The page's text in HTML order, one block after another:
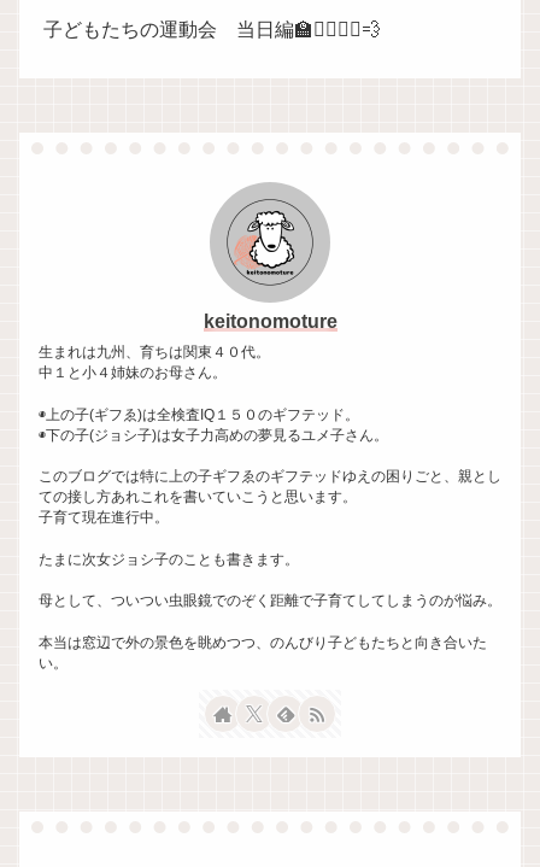
子どもたちの運動会 当日編🏫🏃‍♀️🏃‍♀️💨
keitonomoture
生まれは九州、育ちは関東４０代。
中１と小４姉妹のお母さん。
◉上の子(ギフゑ)は全検査IQ１５０のギフテッド。
◉下の子(ジョシ子)は女子力高めの夢見るユメ子さん。
このブログでは特に上の子ギフゑのギフテッドゆえの困りごと、親とし
ての接し方あれこれを書いていこうと思います。
子育て現在進行中。
たまに次女ジョシ子のことも書きます。
母として、ついつい虫眼鏡でのぞく距離で子育てしてしまうのが悩み。
本当は窓辺で外の景色を眺めつつ、のんびり子どもたちと向き合いた
い。